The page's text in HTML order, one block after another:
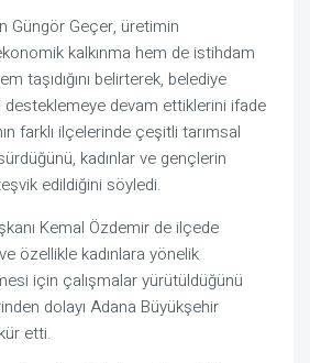
Güngör Geçer, üretimin
kalkınma hem de istihdam
taşıdığını belirterek, belediye
desteklemeye devam ettiklerini ifade
farklı ilçelerinde çeşitli tarımsal
kadınlar ve gençlerin
edildiğini söyledi.
Kemal Özdemir de ilçede
özellikle kadınlara yönelik
için çalışmalar yürütüldüğünü
dolayı Adana Büyükşehir
etti.